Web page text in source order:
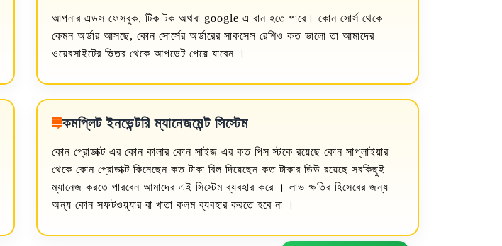
আপনার এডস ফেসবুক, টিক টক অথবা google এ রান হতে পারে। কোন সোর্স থেকে
কেমন অর্ডার আসছে, কোন সোর্সের অর্ডারের সাকসেস রেশিও কত ভালো তা আমাদের
ওয়েবসাইটের ভিতর থেকে আপডেট পেয়ে যাবেন ।
কমপ্লিট ইনভেন্টরি ম্যানেজমেন্ট সিস্টেম
কোন প্রোডাক্ট এর কোন কালার কোন সাইজ এর কত পিস স্টকে রয়েছে কোন সাপ্লাইয়ার
থেকে কোন প্রোডাক্ট কিনেছেন কত টাকা বিল দিয়েছেন কত টাকার ডিউ রয়েছে সবকিছুই
ম্যানেজ করতে পারবেন আমাদের এই সিস্টেম ব্যবহার করে । লাভ ক্ষতির হিসেবের জন্য
অন্য কোন সফটওয়্যার বা খাতা কলম ব্যবহার করতে হবে না ।